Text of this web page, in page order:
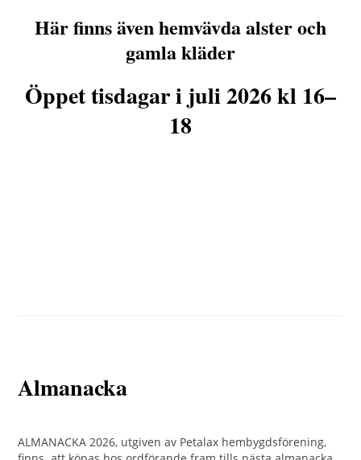
Här finns även hemvävda alster och
gamla kläder
Öppet tisdagar i juli 2026 kl 16–
18
Almanacka
ALMANACKA 2026, utgiven av Petalax hembygdsförening,